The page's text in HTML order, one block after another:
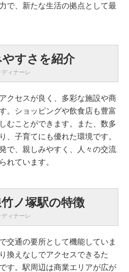
で、新たな生活の拠点として最
すさを紹介
ィナーレ
クセスが良く、多彩な施設や商
。ショッピングや飲食店も豊富
むことができます。また、数多
、子育てにも優れた環境です。
で、親しみやすく、人々の交流
れています。
ノ塚駅の特徴
ィナーレ
交通の要所として機能していま
換えなしでアクセスできるた
す。駅周辺は商業エリアが広が